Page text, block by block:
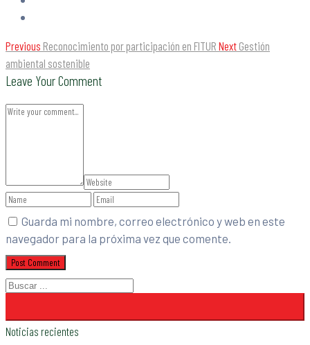
Previous Reconocimiento por participación en FITUR Next Gestión
ambiental sostenible
Leave Your Comment
Guarda mi nombre, correo electrónico y web en este
navegador para la próxima vez que comente.
Noticias recientes